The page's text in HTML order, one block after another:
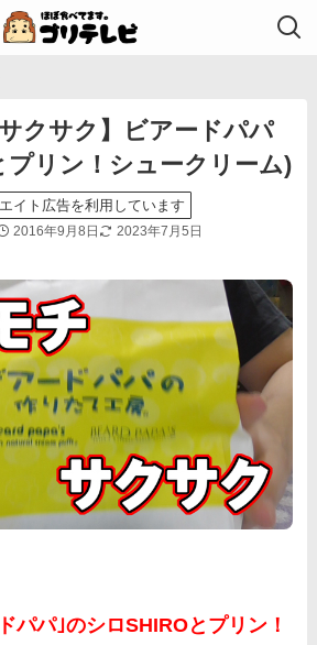
クサク】ビアードパパ
プリン！シュークリーム)
イト広告を利用しています
2016年9月8日 2023年7月5日
パパ｣のシロSHIROとプリン！